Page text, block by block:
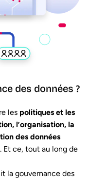
des données ?
les politiques et les
l’organisation, la
des données
Et ce, tout au long de
la gouvernance des